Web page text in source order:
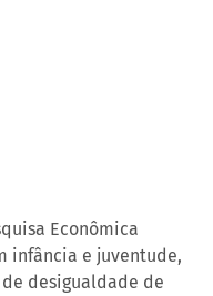
Econômica
infância e juventude,
desigualdade de